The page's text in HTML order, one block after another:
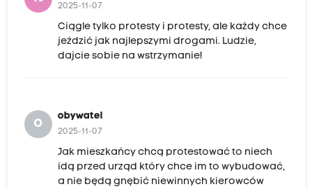
2025-11-07
Ciągle tylko protesty i protesty, ale każdy chce
jeździć jak najlepszymi drogami. Ludzie,
dajcie sobie na wstrzymanie!
O
obywatel
2025-11-07
Jak mieszkańcy chcą protestować to niech
idą przed urząd który chce im to wybudować,
a nie będą gnębić niewinnych kierowców